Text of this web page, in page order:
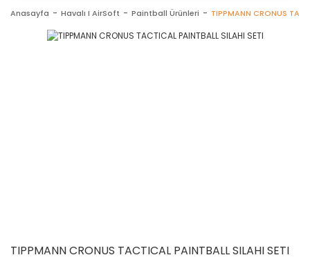
Anasayfa Havalı I AirSoft Paintball Ürünleri TIPPMANN CRONUS
TIPPMANN CRONUS TACTICAL PAINTBALL SILAHI SETI